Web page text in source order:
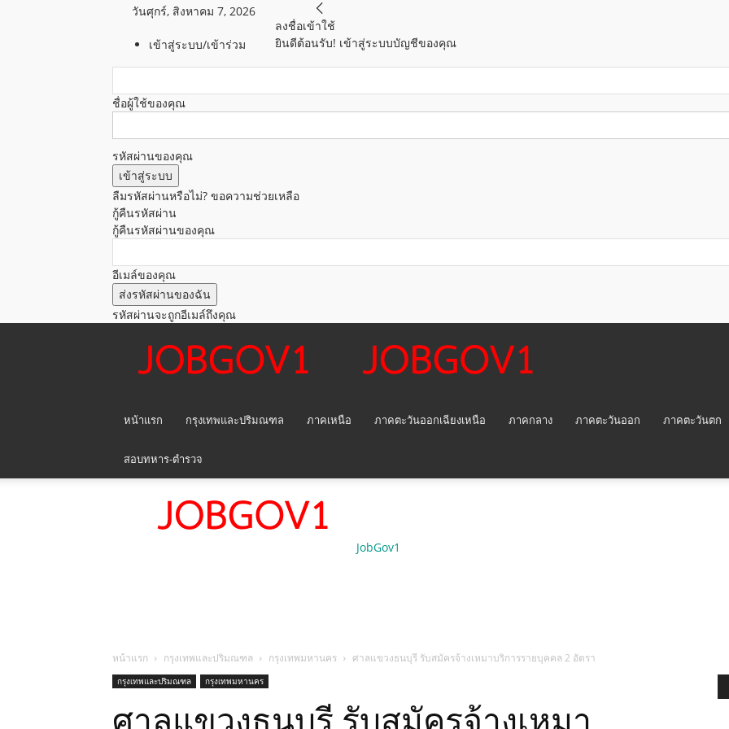
วันศุกร์, สิงหาคม 7, 2026
เข้าสู่ระบบ/เข้าร่วม
ลงชื่อเข้าใช้
ยินดีต้อนรับ! เข้าสู่ระบบบัญชีของคุณ
ชื่อผู้ใช้ของคุณ
รหัสผ่านของคุณ
ลืมรหัสผ่านหรือไม่? ขอความช่วยเหลือ
กู้คืนรหัสผ่าน
กู้คืนรหัสผ่านของคุณ
อีเมล์ของคุณ
รหัสผ่านจะถูกอีเมล์ถึงคุณ
หน้าแรก กรุงเทพและปริมณฑล ภาคเหนือ ภาคตะวันออกเฉียงเหนือ ภาคกลาง ภาคตะวันออก ภาคตะวันตก
สอบทหาร-ตำรวจ
JobGov1
หน้าแรก กรุงเทพและปริมณฑล กรุงเทพมหานคร ศาลแขวงธนบุรี รับสมัครจ้างเหมาบริการรายบุคคล 2 อัตรา
กรุงเทพและปริมณฑล กรุงเทพมหานคร
ศาลแขวงธนบุรี รับสมัครจ้างเหมา